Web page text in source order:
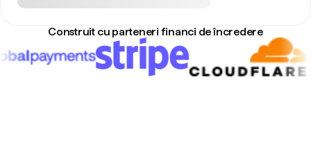
Construit cu parteneri financi de încredere